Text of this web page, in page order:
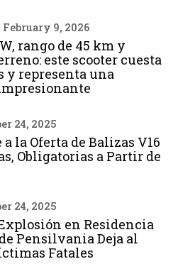
February 9, 2026
rango de 45 km y
este scooter cuesta
y representa una
24, 2025
a la Oferta de Balizas V16
Obligatorias a Partir de
24, 2025
en Residencia
Pensilvania Deja al
Fatales